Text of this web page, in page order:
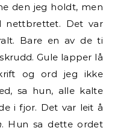
den jeg holdt, men
nettbrettet. Det var
Bare en av de ti
Gule lapper lå
og ord jeg ikke
sa hun, alle kalte
i fjor. Det var leit å
. Hun sa dette ordet